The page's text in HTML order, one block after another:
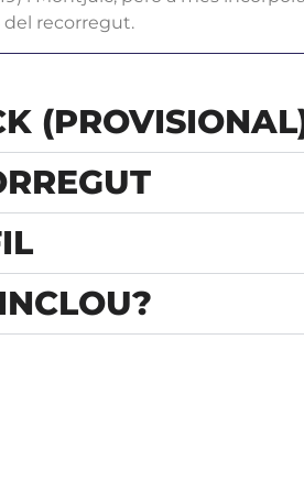
recorregut.